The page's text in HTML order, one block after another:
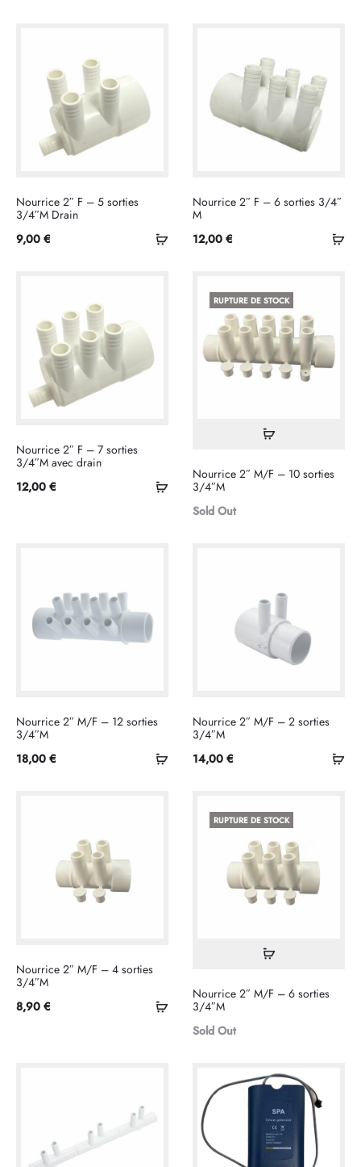
Ajouter
Nourrice 2″ F – 5 sorties
3/4″M Drain
9,00 €
Nourrice 2″ F – 6 sorties 3/4″
M
12,00 €
Ajouter
Nourrice 2″ F – 7 sorties
3/4″M avec drain
12,00 €
RUPTURE DE STOCK
Lire
suite
Nourrice 2″ M/F – 10 sorties
3/4″M
Sold Out
Ajouter
Nourrice 2″ M/F – 12 sorties
3/4″M
18,00 €
Nourrice 2″ M/F – 2 sorties
3/4″M
14,00 €
Ajouter
Nourrice 2″ M/F – 4 sorties
3/4″M
8,90 €
RUPTURE DE STOCK
Lire
suite
Nourrice 2″ M/F – 6 sorties
3/4″M
Sold Out